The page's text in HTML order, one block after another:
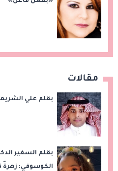
مقالات
بقلم علي
بقلم السفير
الكوسوفي: زهرةٌ